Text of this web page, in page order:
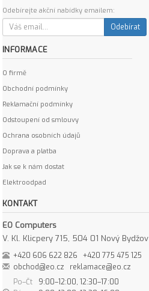
Odebírejte akční nabídky emailem:
Odebírat
INFORMACE
O firmě
Obchodní podmínky
Reklamační podmínky
Odstoupení od smlouvy
Ochrana osobních údajů
Doprava a platba
Jak se k nám dostat
Elektroodpad
KONTAKT
EO Computers
V. Kl. Klicpery 715, 504 01 Nový Bydžov
+420 606 622 826
+420 775 475 125
obchod@eo.cz
reklamace@eo.cz
Po–Čt
9:00–12:00, 12:30–17:00